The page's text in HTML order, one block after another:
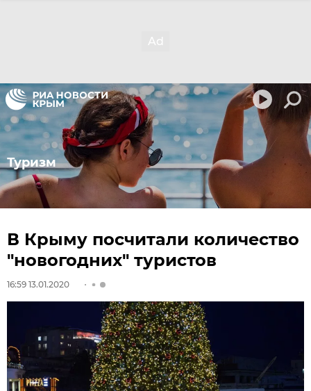
Туризм
В Крыму посчитали количество
"новогодних" туристов
16:59 13.01.2020